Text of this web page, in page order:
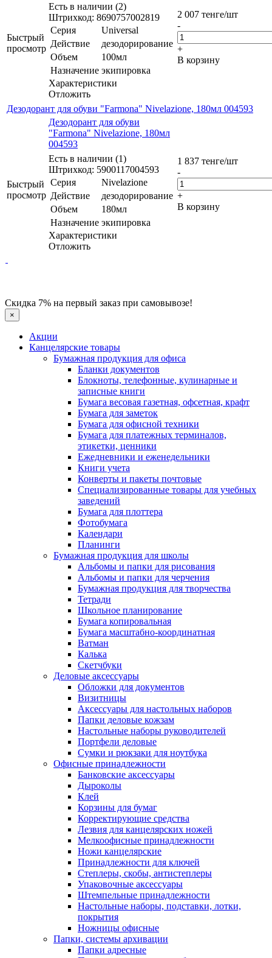
Быстрый
просмотр
Есть в наличии (2)
Штрихкод: 8690757002819
Серия
Universal
Действие
дезодорирование
Объем
100мл
Назначение экипировка
Характеристики
Отложить
2 007 тенге/шт
-
+
В корзину
Дезодорант для обуви "Farmona" Nivelazione, 180мл 004593
Быстрый
просмотр
Дезодорант для обуви
"Farmona" Nivelazione, 180мл
004593
Есть в наличии (1)
Штрихкод: 5900117004593
Серия
Nivelazione
Действие
дезодорирование
Объем
180мл
Назначение экипировка
Характеристики
Отложить
1 837 тенге/шт
-
+
В корзину
Скидка 7% на первый заказ при самовывозе!
×
Акции
Канцелярские товары
Бумажная продукция для офиса
Бланки документов
Блокноты, телефонные, кулинарные и
записные книги
Бумага весовая газетная, офсетная, крафт
Бумага для заметок
Бумага для офисной техники
Бумага для платежных терминалов,
этикетки, ценники
Ежедневники и еженедельники
Книги учета
Конверты и пакеты почтовые
Специализированные товары для учебных
заведений
Бумага для плоттера
Фотобумага
Календари
Планинги
Бумажная продукция для школы
Альбомы и папки для рисования
Альбомы и папки для черчения
Бумажная продукция для творчества
Тетради
Школьное планирование
Бумага копировальная
Бумага масштабно-координатная
Ватман
Калька
Скетчбуки
Деловые аксессуары
Обложки для документов
Визитницы
Аксессуары для настольных наборов
Папки деловые кожзам
Настольные наборы руководителей
Портфели деловые
Сумки и рюкзаки для ноутбука
Офисные принадлежности
Банковские аксессуары
Дыроколы
Клей
Корзины для бумаг
Корректирующие средства
Лезвия для канцелярских ножей
Мелкоофисные принадлежности
Ножи канцелярские
Принадлежности для ключей
Степлеры, скобы, антистеплеры
Упаковочные аксессуары
Штемпельные принадлежности
Настольные наборы, подставки, лотки,
покрытия
Ножницы офисные
Папки, системы архивации
Папки адресные